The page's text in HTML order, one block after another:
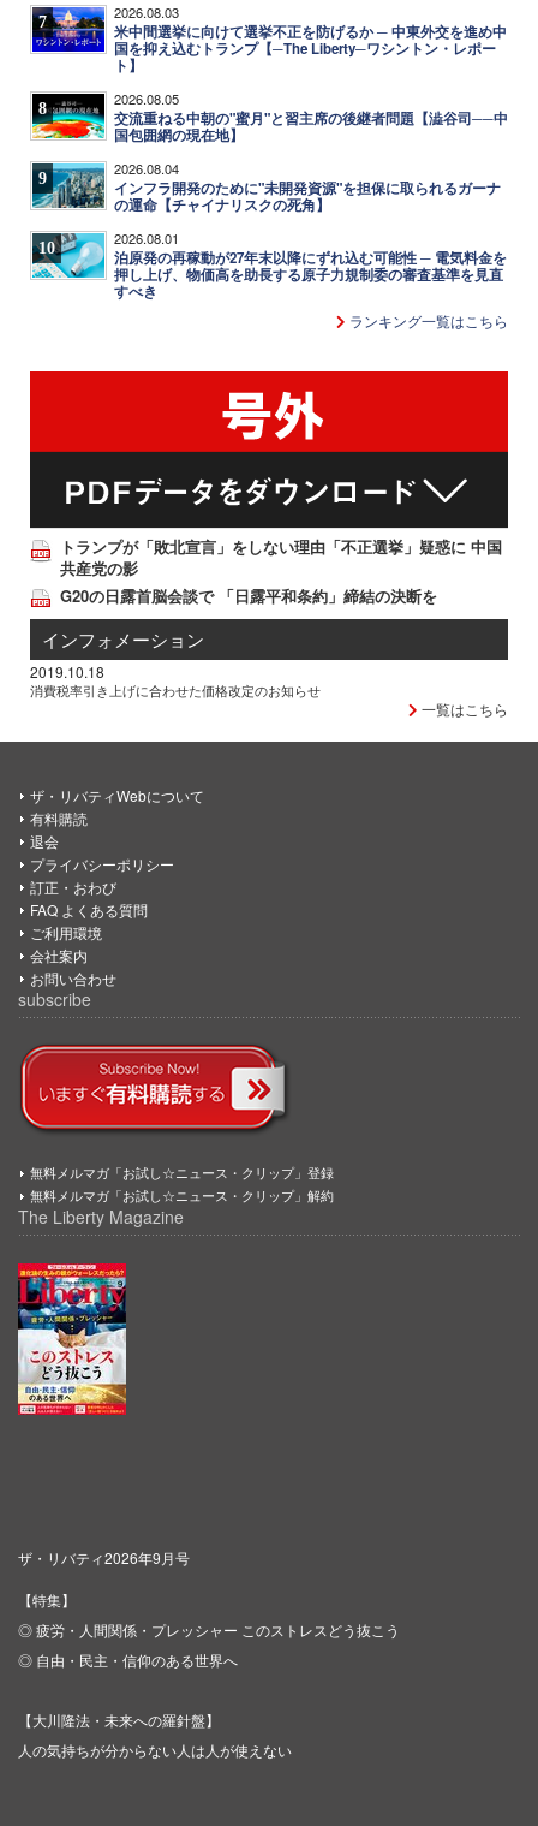
7 2026.08.03
米中間選挙に向けて選挙不正を防げるか ─ 中東外交を進め中
国を抑え込むトランプ【─The Liberty─ワシントン・レポー
ト】
8 2026.08.05
交流重ねる中朝の"蜜月"と習主席の後継者問題【澁谷司──中
国包囲網の現在地】
9 2026.08.04
インフラ開発のために"未開発資源"を担保に取られるガーナ
の運命【チャイナリスクの死角】
10 2026.08.01
泊原発の再稼動が27年末以降にずれ込む可能性 ─ 電気料金を
押し上げ、物価高を助長する原子力規制委の審査基準を見直
すべき
ランキング一覧はこちら
トランプが「敗北宣言」をしない理由「不正選挙」疑惑に 中国
共産党の影
G20の日露首脳会談で 「日露平和条約」締結の決断を
インフォメーション
2019.10.18
消費税率引き上げに合わせた価格改定のお知らせ
一覧はこちら
ザ・リバティWebについて
有料購読
退会
プライバシーポリシー
訂正・おわび
FAQ よくある質問
ご利用環境
会社案内
お問い合わせ
subscribe
無料メルマガ「お試し☆ニュース・クリップ」登録
無料メルマガ「お試し☆ニュース・クリップ」解約
The Liberty Magazine
ザ・リバティ2026年9月号
【特集】
◎ 疲労・人間関係・プレッシャー このストレスどう抜こう
◎ 自由・民主・信仰のある世界へ
【大川隆法・未来への羅針盤】
人の気持ちが分からない人は人が使えない